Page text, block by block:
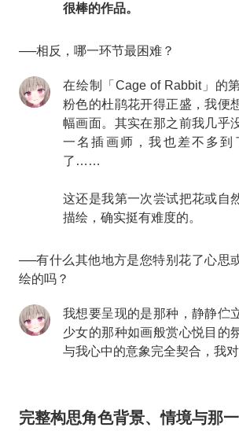
很棒的作品。
──相反，哪一环节最困难？
在绘制「Cage of Rabbit」的
粉色的杜鹃花开得正盛，我便
幅画面。其实在那之前我几乎
一名插画师，我也差不多到
了……
这还是我第一次尝试把花或自
描绘，确实挺有难度的。
──有什么其他地方是您特别花了心思
绘的吗？
我想要呈现的是那种，静静伫
少女的那种如画般赏心悦目的
与我心中的意象完全契合，我对
完整构思角色背景、情境与那